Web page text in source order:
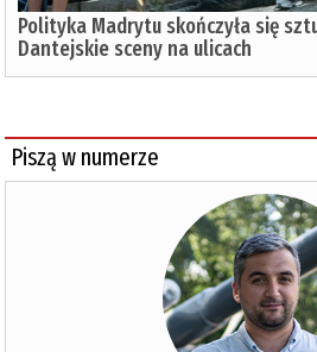
Polityka Madrytu skończyła się
Dantejskie sceny na ulicach
Piszą w numerze